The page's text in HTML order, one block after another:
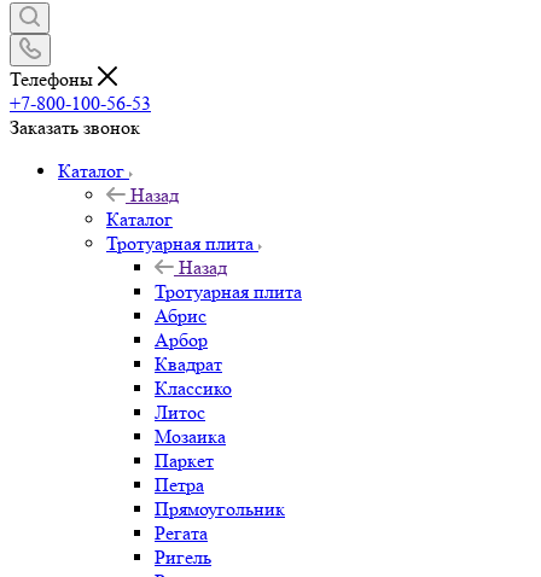
Телефоны
+7-800-100-56-53
Заказать звонок
Каталог
Назад
Каталог
Тротуарная плита
Назад
Тротуарная плита
Абрис
Арбор
Квадрат
Классико
Литос
Мозаика
Паркет
Петра
Прямоугольник
Регата
Ригель